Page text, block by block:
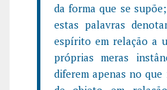
da forma que se
estas palavras
espírito em relação a
próprias meras
diferem apenas no